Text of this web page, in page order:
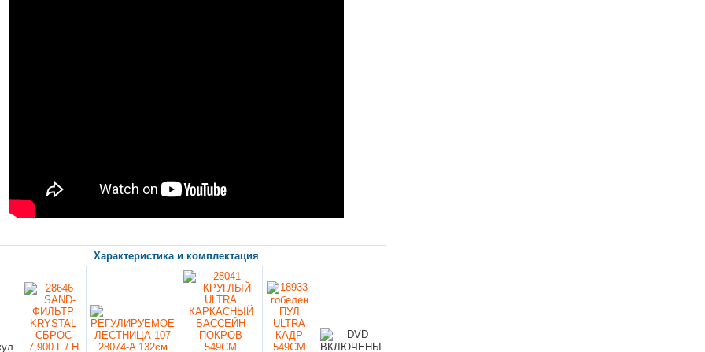
Характеристика и комплектация